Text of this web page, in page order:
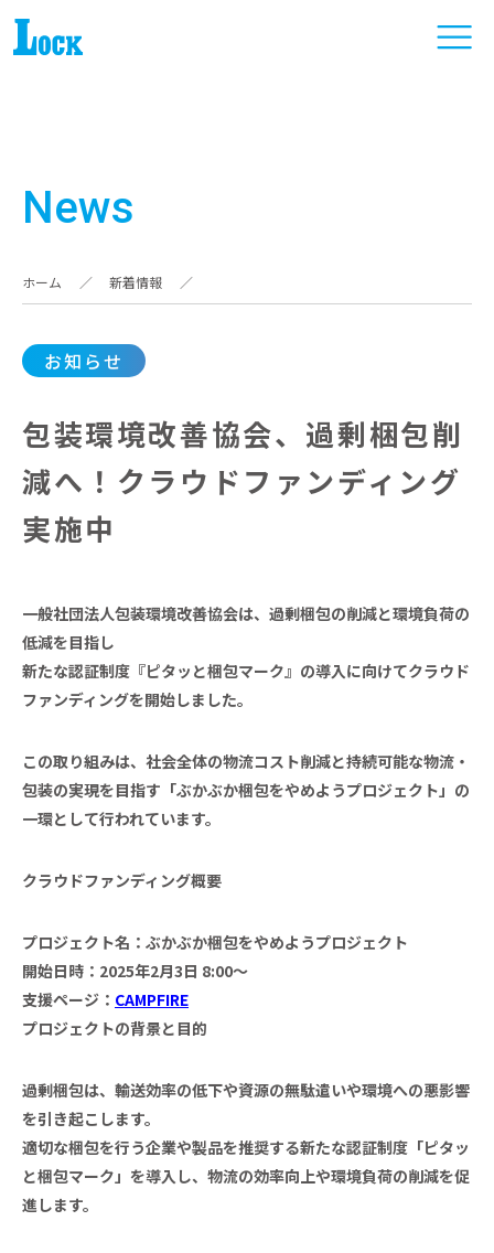
News
ホーム ／ 新着情報 ／
お知らせ
包装環境改善協会、過剰梱包削
減へ！クラウドファンディング
実施中
一般社団法人包装環境改善協会は、過剰梱包の削減と環境負荷の
低減を目指し
新たな認証制度『ピタッと梱包マーク』の導入に向けてクラウド
ファンディングを開始しました。
この取り組みは、社会全体の物流コスト削減と持続可能な物流・
包装の実現を目指す「ぶかぶか梱包をやめようプロジェクト」の
一環として行われています。
クラウドファンディング概要
プロジェクト名：ぶかぶか梱包をやめようプロジェクト
開始日時：2025年2月3日 8:00～
支援ページ： CAMPFIRE
プロジェクトの背景と目的
過剰梱包は、輸送効率の低下や資源の無駄遣いや環境への悪影響
を引き起こします。
適切な梱包を行う企業や製品を推奨する新たな認証制度「ピタッ
と梱包マーク」を導入し、物流の効率向上や環境負荷の削減を促
進します。